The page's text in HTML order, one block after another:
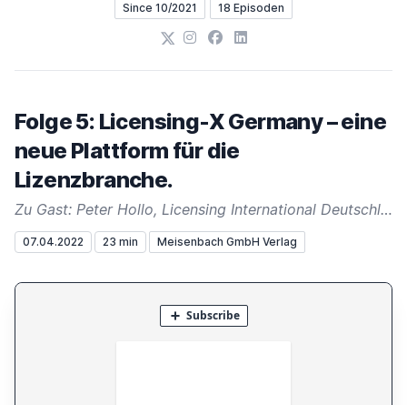
Since 10/2021 18 Episoden
X Instagram
Facebook
LinkedIn
Folge 5: Licensing-X Germany – eine
neue Plattform für die
Lizenzbranche.
Zu Gast: Peter Hollo, Licensing International Deutschland
07.04.2022 23 min Meisenbach GmbH Verlag